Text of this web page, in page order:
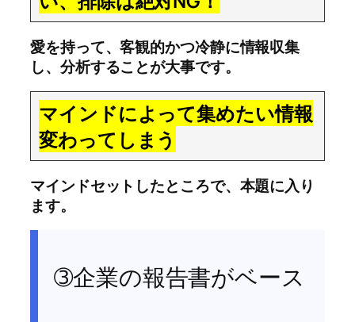
愛を持って、客観的かつ冷静に情報収集
し、分析することが大事です。
マインドによって集めたい情報
変わってしまう
マインドセットしたところで、本題に入り
ます。
➂企業の報告書がベース